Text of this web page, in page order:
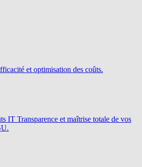
et optimisation des coûts.
IT Transparence et maîtrise totale de vos